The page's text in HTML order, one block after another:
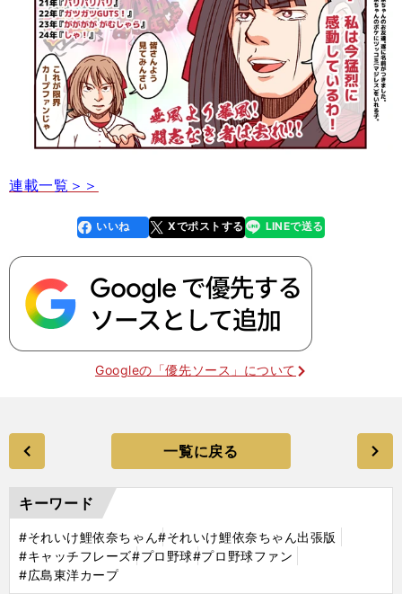
連載一覧＞＞
faceboo
k
いいね Xでポストする
line LINEで送る
Googleの「優先ソース」について
一覧に戻る
キーワード
#それいけ鯉依奈ちゃん#それいけ鯉依奈ちゃん出張版
#キャッチフレーズ#プロ野球#プロ野球ファン
#広島東洋カープ